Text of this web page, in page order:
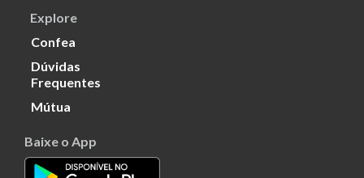
Explore
Confea
Dúvidas
Frequentes
Mútua
Baixe o App